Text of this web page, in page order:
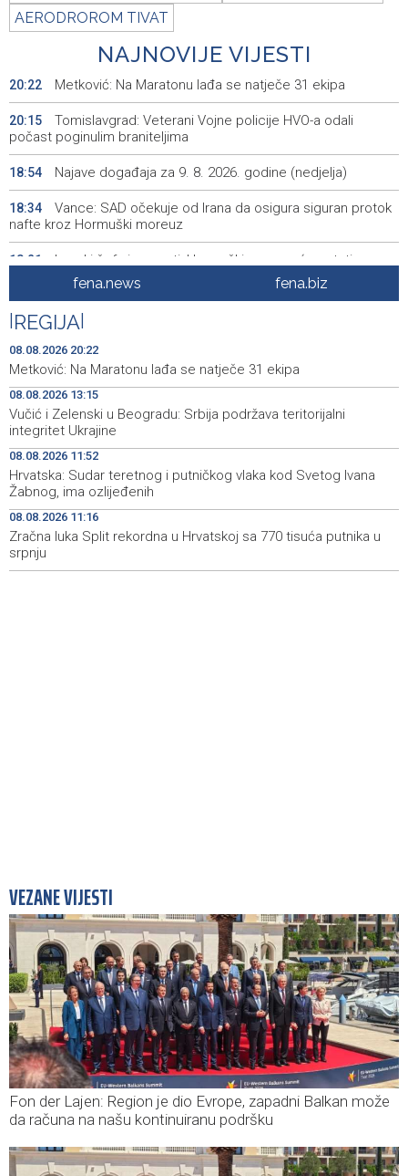
AERODROROM TIVAT
NAJNOVIJE VIJESTI
20:22 Metković: Na Maratonu lađa se natječe 31 ekipa
20:15
Tomislavgrad: Veterani Vojne policije HVO-a odali
počast poginulim braniteljima
18:54 Najave događaja za 9. 8. 2026. godine (nedjelja)
18:34
Vance: SAD očekuje od Irana da osigura siguran protok
nafte kroz Hormuški moreuz
18:21
Iranski šef sigurnosti: Hormuški moreuz će ostati
zatvoren dok SAD ne ispuni zahtjeve Teherana
18:09
Iran 'vrlo blizu' dogovora s Omanom o novoj Hormuškoj
brodskoj ruti
18:05
Koncertom Marije Šerifović večeras se zatvara
manifestacija 'Dani dijaspore Travnik 2026'
17:26
Kod mosta Brčko - Gunja pronađene kosti, vještaci
sudske medicine utvrđuju porijeklo
17:15
'Pekijada' u Varešu okupila 37 ekipa iz četiri države
regiona
16:55 U rijeci Krivaji kod Zavidovića utopio se muškarac
fena.news fena.biz
REGIJA
08.08.2026 20:22
Metković: Na Maratonu lađa se natječe 31 ekipa
08.08.2026 13:15
Vučić i Zelenski u Beogradu: Srbija podržava teritorijalni
integritet Ukrajine
08.08.2026 11:52
Hrvatska: Sudar teretnog i putničkog vlaka kod Svetog Ivana
Žabnog, ima ozlijeđenih
08.08.2026 11:16
Zračna luka Split rekordna u Hrvatskoj sa 770 tisuća putnika u
srpnju
VEZANE VIJESTI
Fon der Lajen: Region je dio Evrope, zapadni Balkan može
da računa na našu kontinuiranu podršku